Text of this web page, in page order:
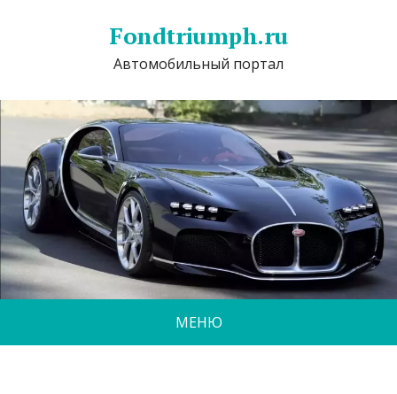
Fondtriumph.ru
Автомобильный портал
МЕНЮ